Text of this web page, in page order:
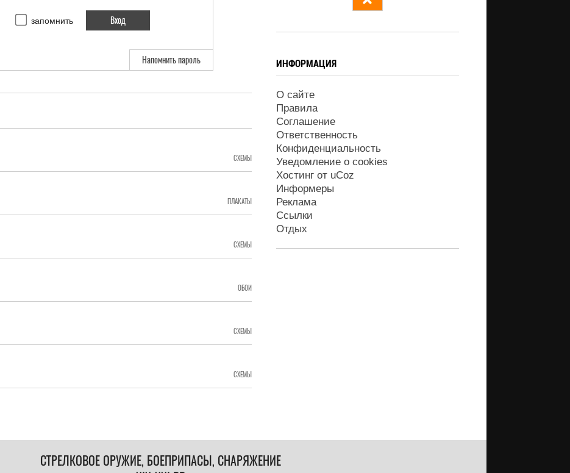
запомнить
Напомнить пароль
СХЕМЫ
ПЛАКАТЫ
СХЕМЫ
ОБОИ
СХЕМЫ
СХЕМЫ
ИНФОРМАЦИЯ
О сайте
Правила
Соглашение
Ответственность
Конфиденциальность
Уведомление о cookies
Хостинг от uCoz
Информеры
Реклама
Ссылки
Отдых
СТРЕЛКОВОЕ ОРУЖИЕ, БОЕПРИПАСЫ, СНАРЯЖЕНИЕ